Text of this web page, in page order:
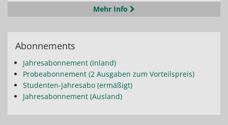
Mehr Info
Abonnements
Jahresabonnement (Inland)
Probeabonnement (2 Ausgaben zum Vorteilspreis)
Studenten-Jahresabo (ermäßigt)
Jahresabonnement (Ausland)